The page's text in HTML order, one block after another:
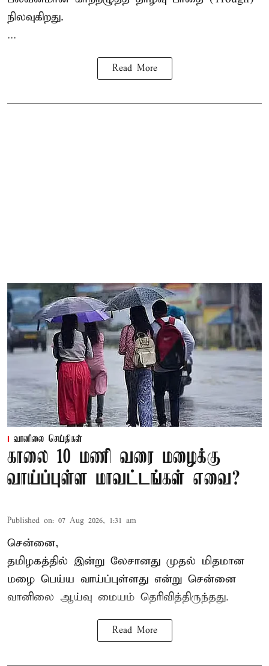
நிலவுகிறது.
...
Read More
வானிலை செய்திகள்
காலை 10 மணி வரை மழைக்கு
வாய்ப்புள்ள மாவட்டங்கள் எவை?
Published on: 07 Aug 2026, 1:31 am
சென்னை,
தமிழகத்தில் இன்று லேசானது முதல் மிதமான
மழை பெய்ய வாய்ப்புள்ளது என்று சென்னை
வானிலை ஆய்வு மையம் தெரிவித்திருந்தது.
Read More